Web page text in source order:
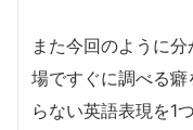
また今回のように
場ですぐに調べる
らない英語表現を1